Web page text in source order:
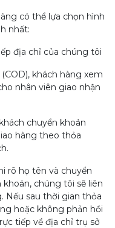
có thể lựa chọn hình
nhất:
địa chỉ của chúng tôi
khách hàng xem
nhân viên giao nhận
chuyển khoản
hàng theo thỏa
rõ họ tên và chuyển
chúng tôi sẽ liên
Nếu sau thời gian thỏa
hoặc không phản hồi
tiếp về địa chỉ trụ sở